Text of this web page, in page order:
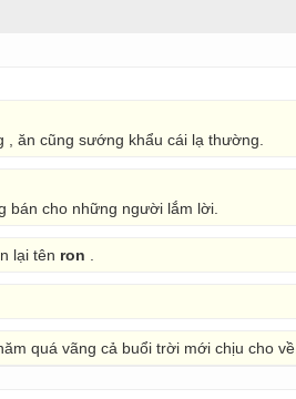
ăn cũng sướng khẩu cái lạ thường.
bán cho những người lắm lời.
lại tên ron
quá vãng cả buổi trời mới chịu cho về.